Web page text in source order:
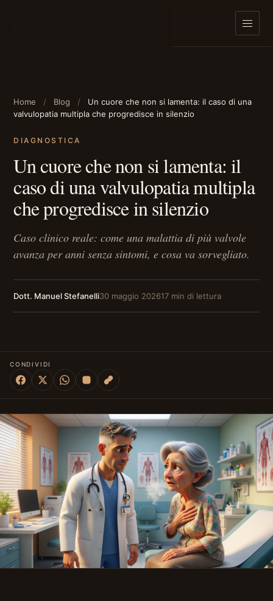
Home Blog
Un cuore che non si lamenta: il caso di una
valvulopatia multipla che progredisce in silenzio
DIAGNOSTICA
Un cuore che non si lamenta: il
caso di una valvulopatia multipla
che progredisce in silenzio
Caso clinico reale: come una malattia di più valvole
avanza per anni senza sintomi, e cosa va sorvegliato.
Dott. Manuel Stefanelli30 maggio 202617 min di lettura
CONDIVIDI